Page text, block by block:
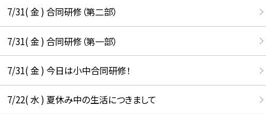
7/31( 金 ) 合同研修（第二部）
7/31( 金 ) 合同研修（第一部）
7/31( 金 ) 今日は小中合同研修！
7/22( 水 ) 夏休み中の生活につきまして